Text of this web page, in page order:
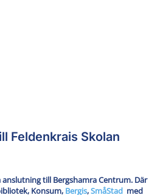
Feldenkrais Skolan
anslutning till Bergshamra Centrum. Där
Konsum, Bergis,SmåStad med